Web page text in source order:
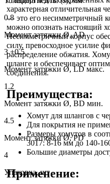
0.8
Момент затяжки Ø, AD
3 +0.5
Момент затяжки Ø, LD макс.
1.2
Момент затяжки Ø, BD мин.
4.5
Момент затяжки Ø, PD
4
Упаковка, шт
характерная отличительная
— это его несимметричный
можно опознать настоящий
Несимметричный корпус
силу, превосходное усилие
распределение обжатия.
шланге и обеспечивает
соединения.
Преимущества:
Хомут для шлангов с
Для покрытия не
Размеры хомутов в
3017: 8-16 мм до 140-
Большие диаметры
Применение: